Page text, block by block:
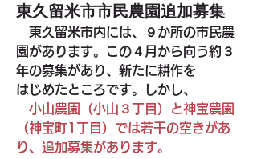
東久留米市市民農園追加募集
東久留米市内には、９か所の市民農
園があります。この４月から向う約３
年の募集があり、新たに耕作を
はじめたところです。しかし、
小山農園（小山３丁目）と神宝農園
（神宝町1丁目）では若干の空きがあ
り、追加募集があります。